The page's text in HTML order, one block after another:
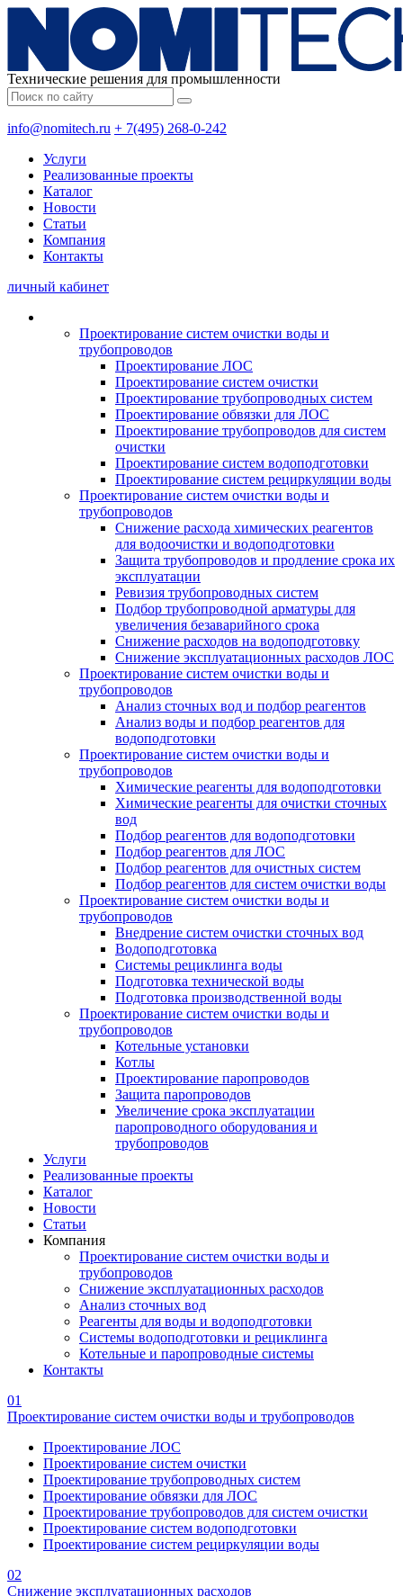
Технические решения для промышленности
info@nomitech.ru + 7(495) 268-0-242
Услуги
Реализованные проекты
Каталог
Новости
Статьи
Компания
Контакты
личный кабинет
Проектирование систем очистки воды и
трубопроводов
Проектирование ЛОС
Проектирование систем очистки
Проектирование трубопроводных систем
Проектирование обвязки для ЛОС
Проектирование трубопроводов для систем
очистки
Проектирование систем водоподготовки
Проектирование систем рециркуляции воды
Проектирование систем очистки воды и
трубопроводов
Снижение расхода химических реагентов
для водоочистки и водоподготовки
Защита трубопроводов и продление срока их
эксплуатации
Ревизия трубопроводных систем
Подбор трубопроводной арматуры для
увеличения безаварийного срока
Снижение расходов на водоподготовку
Снижение эксплуатационных расходов ЛОС
Проектирование систем очистки воды и
трубопроводов
Анализ сточных вод и подбор реагентов
Анализ воды и подбор реагентов для
водоподготовки
Проектирование систем очистки воды и
трубопроводов
Химические реагенты для водоподготовки
Химические реагенты для очистки сточных
вод
Подбор реагентов для водоподготовки
Подбор реагентов для ЛОС
Подбор реагентов для очистных систем
Подбор реагентов для систем очистки воды
Проектирование систем очистки воды и
трубопроводов
Внедрение систем очистки сточных вод
Водоподготовка
Системы рециклинга воды
Подготовка технической воды
Подготовка производственной воды
Проектирование систем очистки воды и
трубопроводов
Котельные установки
Котлы
Проектирование паропроводов
Защита паропроводов
Увеличение срока эксплуатации
паропроводного оборудования и
трубопроводов
Услуги
Реализованные проекты
Каталог
Новости
Статьи
Компания
Проектирование систем очистки воды и
трубопроводов
Снижение эксплуатационных расходов
Анализ сточных вод
Реагенты для воды и водоподготовки
Системы водоподготовки и рециклинга
Котельные и паропроводные системы
Контакты
01
Проектирование систем очистки воды и трубопроводов
Проектирование ЛОС
Проектирование систем очистки
Проектирование трубопроводных систем
Проектирование обвязки для ЛОС
Проектирование трубопроводов для систем очистки
Проектирование систем водоподготовки
Проектирование систем рециркуляции воды
02
Снижение эксплуатационных расходов